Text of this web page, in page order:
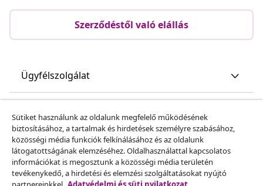
Szerződéstől való elállás
Ügyfélszolgálat
vidaXL
Fedezz fel többet
Sütiket használunk az oldalunk megfelelő működésének
biztosításához, a tartalmak és hirdetések személyre szabásához,
közösségi média funkciók felkínálásához és az oldalunk
látogatottságának elemzéséhez. Oldalhasználattal kapcsolatos
információkat is megosztunk a közösségi média területén
tevékenykedő, a hirdetési és elemzési szolgáltatásokat nyújtó